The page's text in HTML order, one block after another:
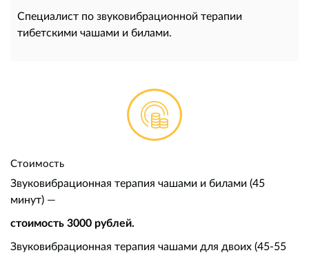
Специалист по звуковибрационной терапии
тибетскими чашами и билами.
Стоимость
Звуковибрационная терапия чашами и билами (45
минут) —
стоимость 3000 рублей.
Звуковибрационная терапия чашами для двоих (45-55